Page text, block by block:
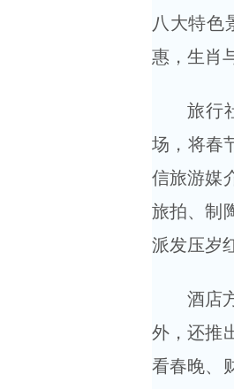
八大特色
惠，生肖
旅行
场，将春
信旅游媒
旅拍、制
派发压岁
酒店
外，还推
看春晚、